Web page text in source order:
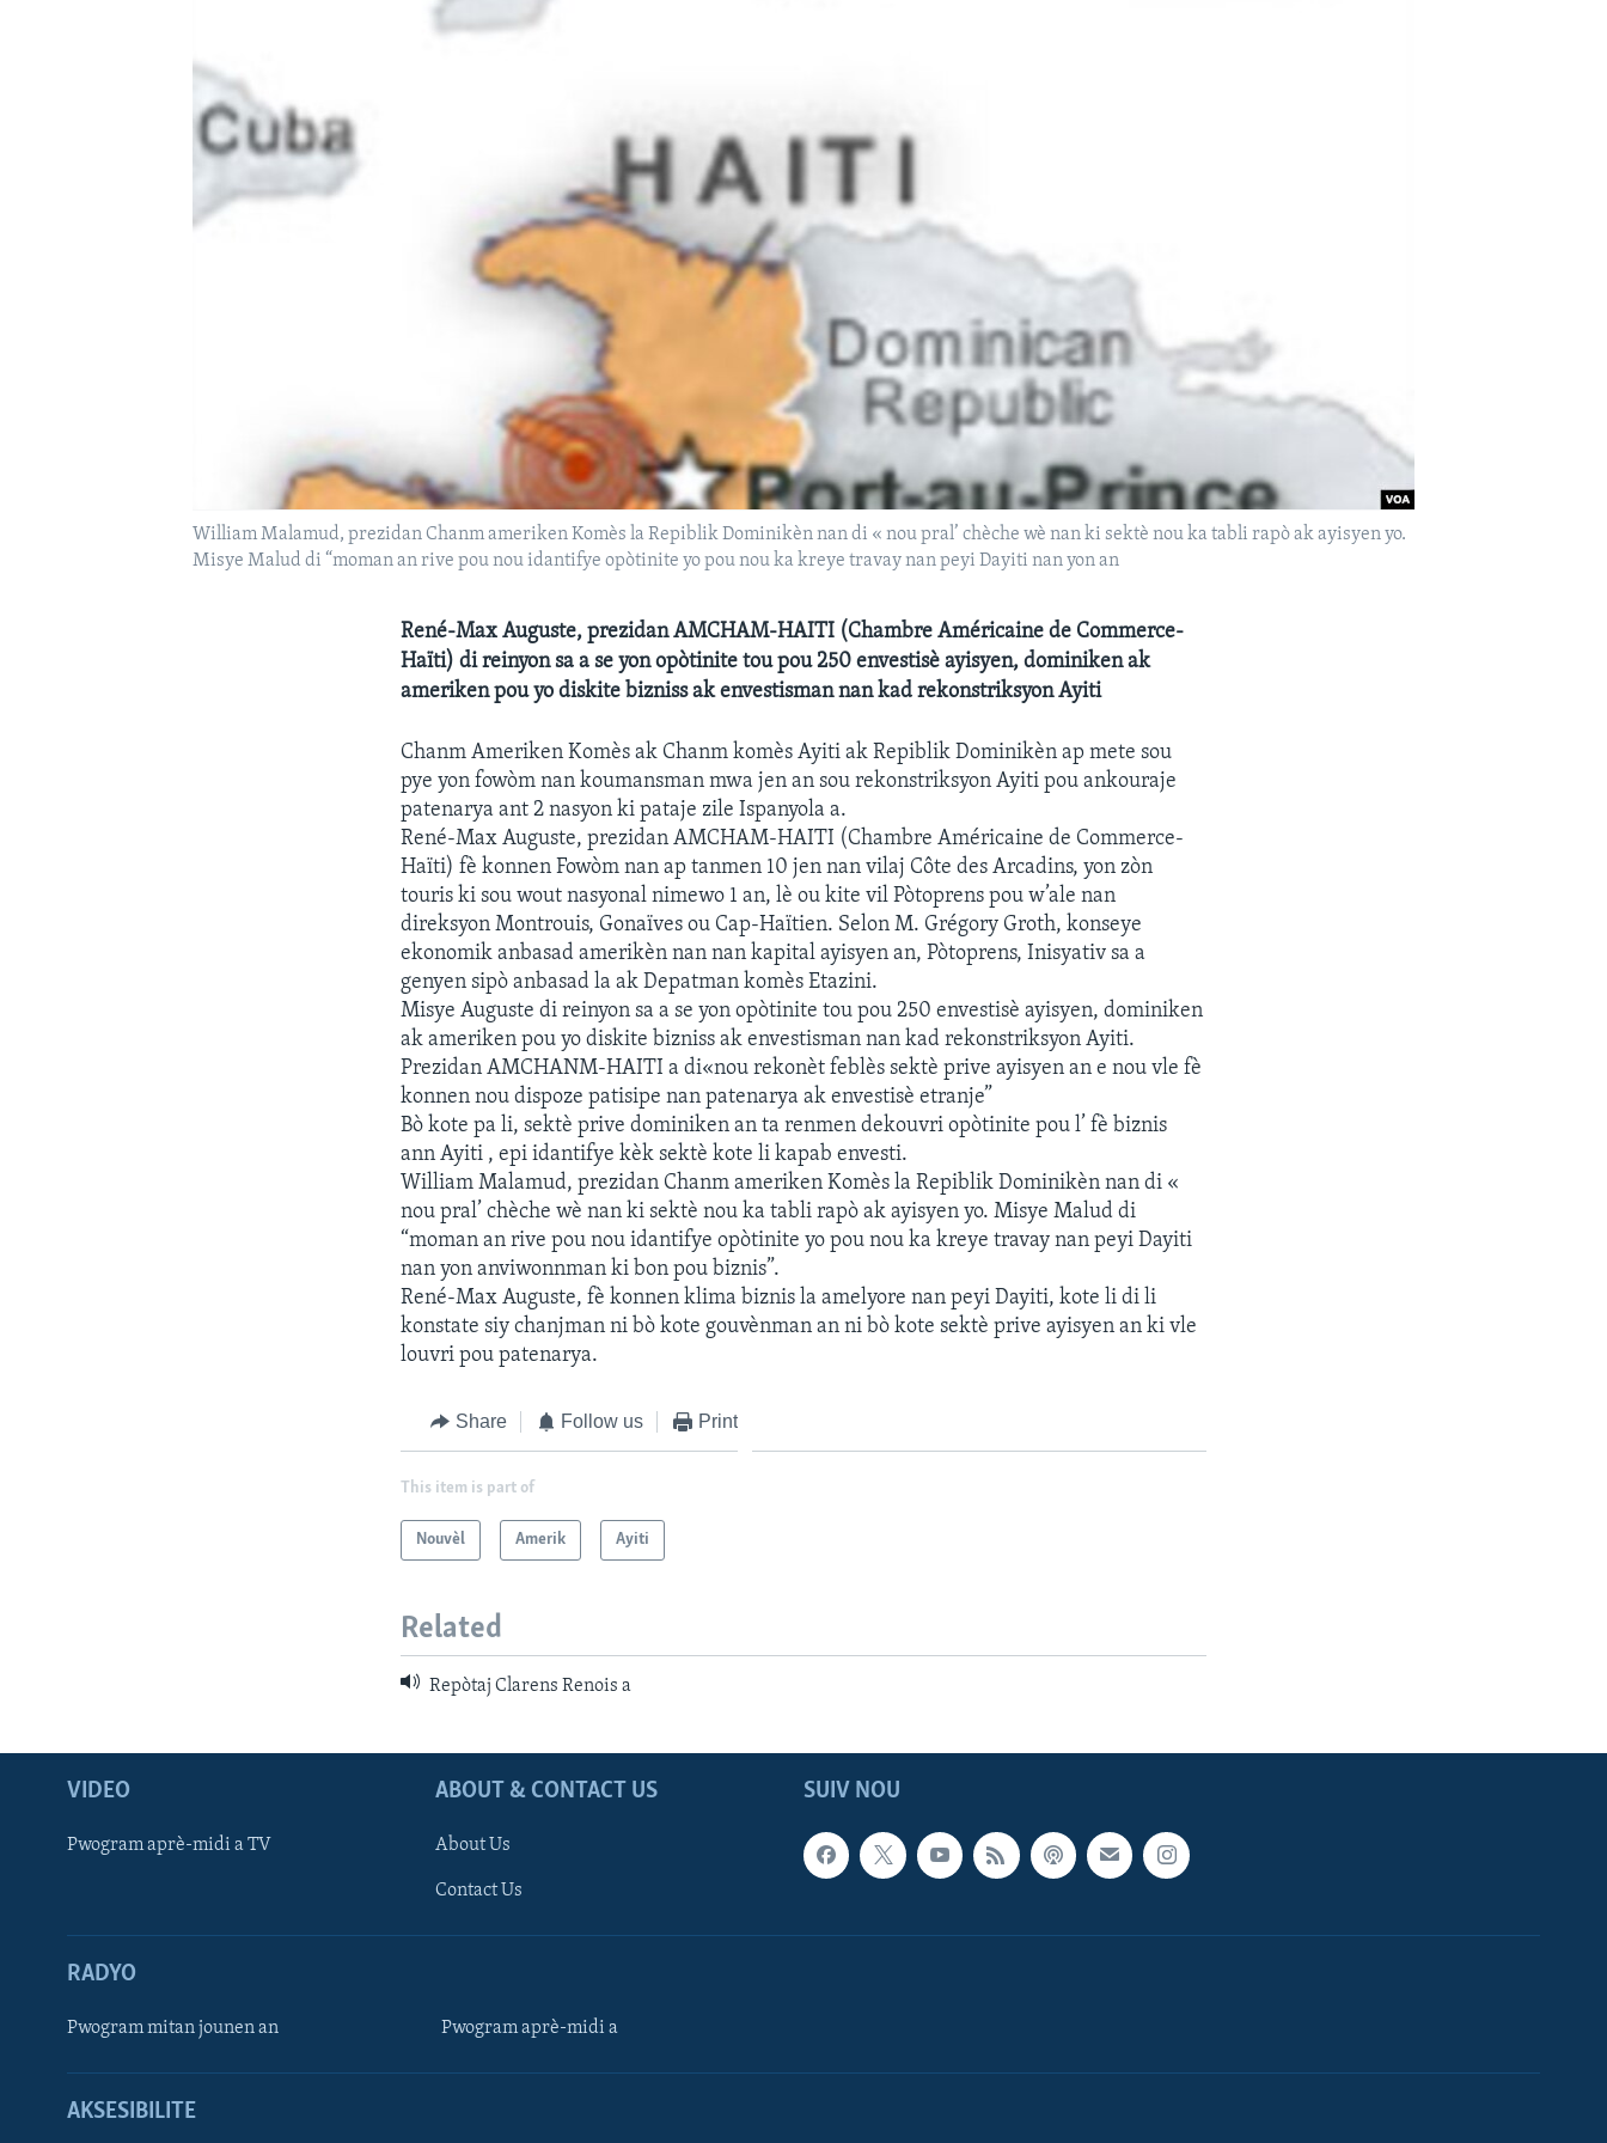
William Malamud, prezidan Chanm ameriken Komès la Repiblik Dominikèn nan di « nou pral’ chèche wè nan ki sektè nou ka tabli rapò ak ayisyen yo.
Misye Malud di “moman an rive pou nou idantifye opòtinite yo pou nou ka kreye travay nan peyi Dayiti nan yon an
René-Max Auguste, prezidan AMCHAM-HAITI (Chambre Américaine de Commerce-
Haïti) di reinyon sa a se yon opòtinite tou pou 250 envestisè ayisyen, dominiken ak
ameriken pou yo diskite bizniss ak envestisman nan kad rekonstriksyon Ayiti
Chanm Ameriken Komès ak Chanm komès Ayiti ak Repiblik Dominikèn ap mete sou
pye yon fowòm nan koumansman mwa jen an sou rekonstriksyon Ayiti pou ankouraje
patenarya ant 2 nasyon ki pataje zile Ispanyola a.
René-Max Auguste, prezidan AMCHAM-HAITI (Chambre Américaine de Commerce-
Haïti) fè konnen Fowòm nan ap tanmen 10 jen nan vilaj Côte des Arcadins, yon zòn
touris ki sou wout nasyonal nimewo 1 an, lè ou kite vil Pòtoprens pou w’ale nan
direksyon Montrouis, Gonaïves ou Cap-Haïtien. Selon M. Grégory Groth, konseye
ekonomik anbasad amerikèn nan nan kapital ayisyen an, Pòtoprens, Inisyativ sa a
genyen sipò anbasad la ak Depatman komès Etazini.
Misye Auguste di reinyon sa a se yon opòtinite tou pou 250 envestisè ayisyen, dominiken
ak ameriken pou yo diskite bizniss ak envestisman nan kad rekonstriksyon Ayiti.
Prezidan AMCHANM-HAITI a di«nou rekonèt feblès sektè prive ayisyen an e nou vle fè
konnen nou dispoze patisipe nan patenarya ak envestisè etranje”
Bò kote pa li, sektè prive dominiken an ta renmen dekouvri opòtinite pou l’ fè biznis
ann Ayiti , epi idantifye kèk sektè kote li kapab envesti.
William Malamud, prezidan Chanm ameriken Komès la Repiblik Dominikèn nan di «
nou pral’ chèche wè nan ki sektè nou ka tabli rapò ak ayisyen yo. Misye Malud di
“moman an rive pou nou idantifye opòtinite yo pou nou ka kreye travay nan peyi Dayiti
nan yon anviwonnman ki bon pou biznis”.
René-Max Auguste, fè konnen klima biznis la amelyore nan peyi Dayiti, kote li di li
konstate siy chanjman ni bò kote gouvènman an ni bò kote sektè prive ayisyen an ki vle
louvri pou patenarya.
Share Follow us Print
This item is part of
Nouvèl Amerik Ayiti
Related
Repòtaj Clarens Renois a
SUIV NOU
VIDEO
Pwogram aprè-midi a TV
ABOUT & CONTACT US
About Us
Contact Us
RADYO
Pwogram mitan jounen an Pwogram aprè-midi a
AKSESIBILITE